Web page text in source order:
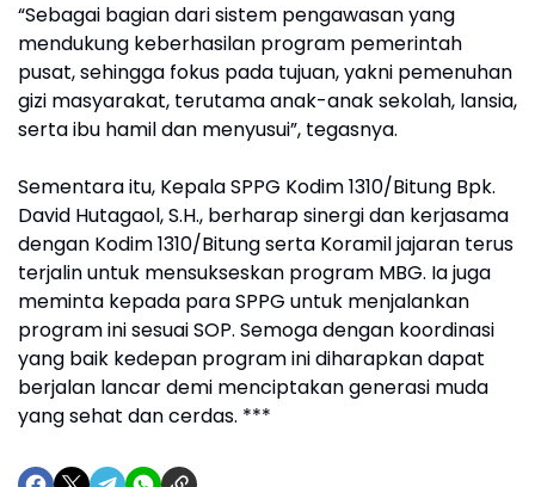
“Sebagai bagian dari sistem pengawasan yang
mendukung keberhasilan program pemerintah
pusat, sehingga fokus pada tujuan, yakni pemenuhan
gizi masyarakat, terutama anak-anak sekolah, lansia,
serta ibu hamil dan menyusui”, tegasnya.
Sementara itu, Kepala SPPG Kodim 1310/Bitung Bpk.
David Hutagaol, S.H., berharap sinergi dan kerjasama
dengan Kodim 1310/Bitung serta Koramil jajaran terus
terjalin untuk mensukseskan program MBG. Ia juga
meminta kepada para SPPG untuk menjalankan
program ini sesuai SOP. Semoga dengan koordinasi
yang baik kedepan program ini diharapkan dapat
berjalan lancar demi menciptakan generasi muda
yang sehat dan cerdas. ***